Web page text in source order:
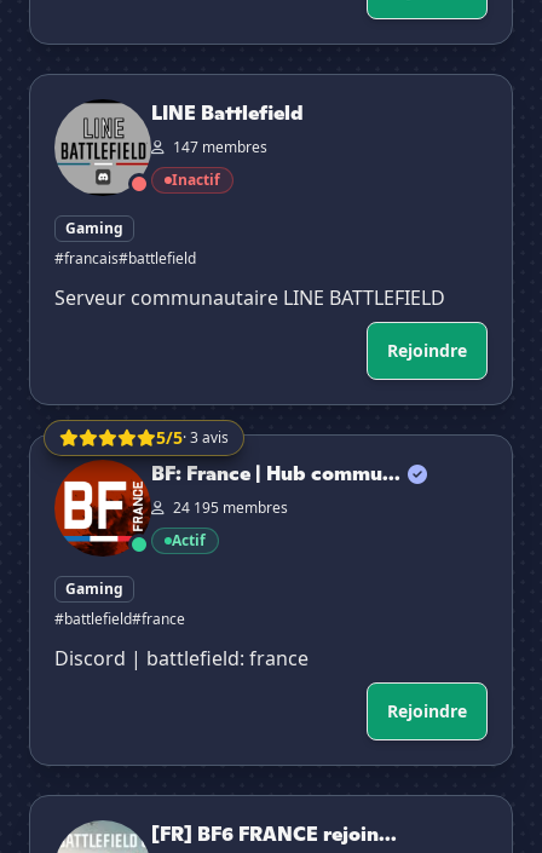
LINE Battlefield
LINE Battlefield
147 membres
Inactif
Gaming
#francais#battlefield
Serveur communautaire LINE BATTLEFIELD
Rejoindre
5/5· 3 avis
BF: France | Hub communautaire
BF: France | Hub commu...
24 195 membres
Actif
Gaming
#battlefield#france
Discord | battlefield: france
Rejoindre
[FR] BF6 FRANCE rejoint et joue
[FR] BF6 FRANCE rejoin...